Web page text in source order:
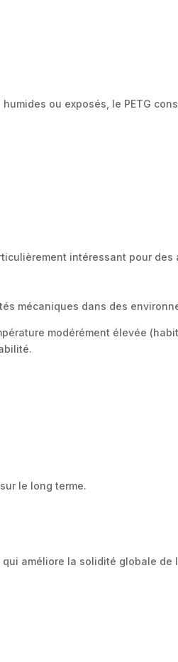
ou exposés, le PETG
intéressant pour
mécaniques dans des
modérément élevée
le long terme.
améliore la solidité globale de